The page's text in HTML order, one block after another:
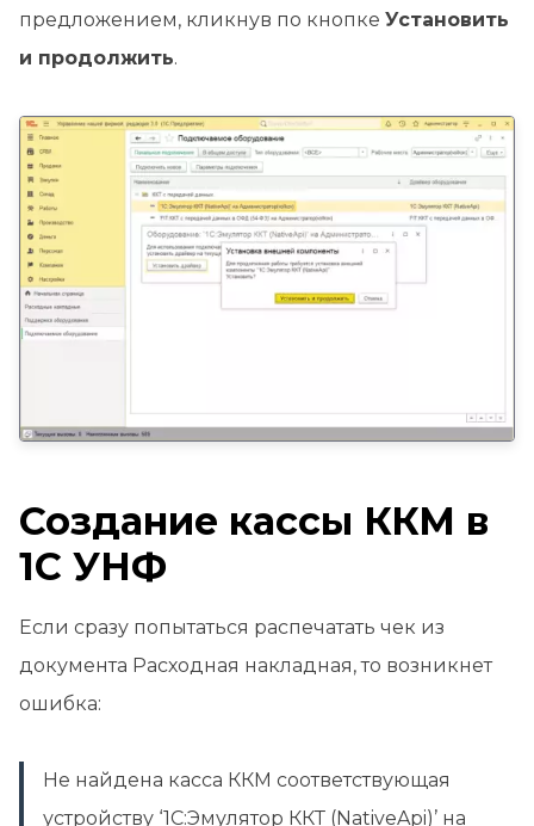
предложением, кликнув по кнопке Установить
и продолжить.
Создание кассы ККМ в
1С УНФ
Если сразу попытаться распечатать чек из
документа Расходная накладная, то возникнет
ошибка:
Не найдена касса ККМ соответствующая
устройству ‘1С:Эмулятор ККТ (NativeApi)’ на